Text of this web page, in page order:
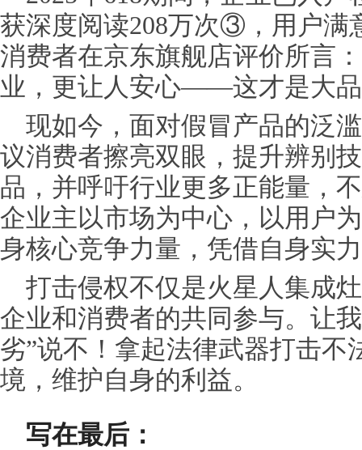
获深度阅读208万次③，用户满
消费者在京东旗舰店评价所言
业，更让人安心——这才是大品
现如今，面对假冒产品的泛
议消费者擦亮双眼，提升辨别
品，并呼吁行业更多正能量，
企业主以市场为中心，以用户
身核心竞争力量，凭借自身实
打击侵权不仅是火星人集成
企业和消费者的共同参与。让
劣”说不！拿起法律武器打击不
境，维护自身的利益。
写在最后：